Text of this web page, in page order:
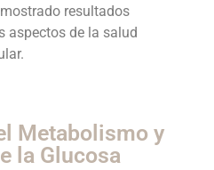
resultados
aspectos de la salud
Metabolismo y
la Glucosa